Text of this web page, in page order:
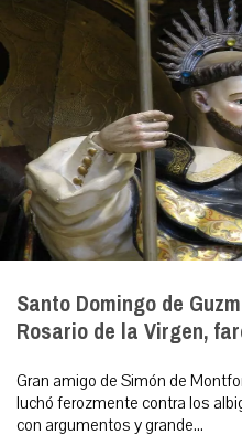
Santo Domingo de
Rosario de la Virgen,
Gran amigo de Simón de
luchó ferozmente contra los
con argumentos y grande...